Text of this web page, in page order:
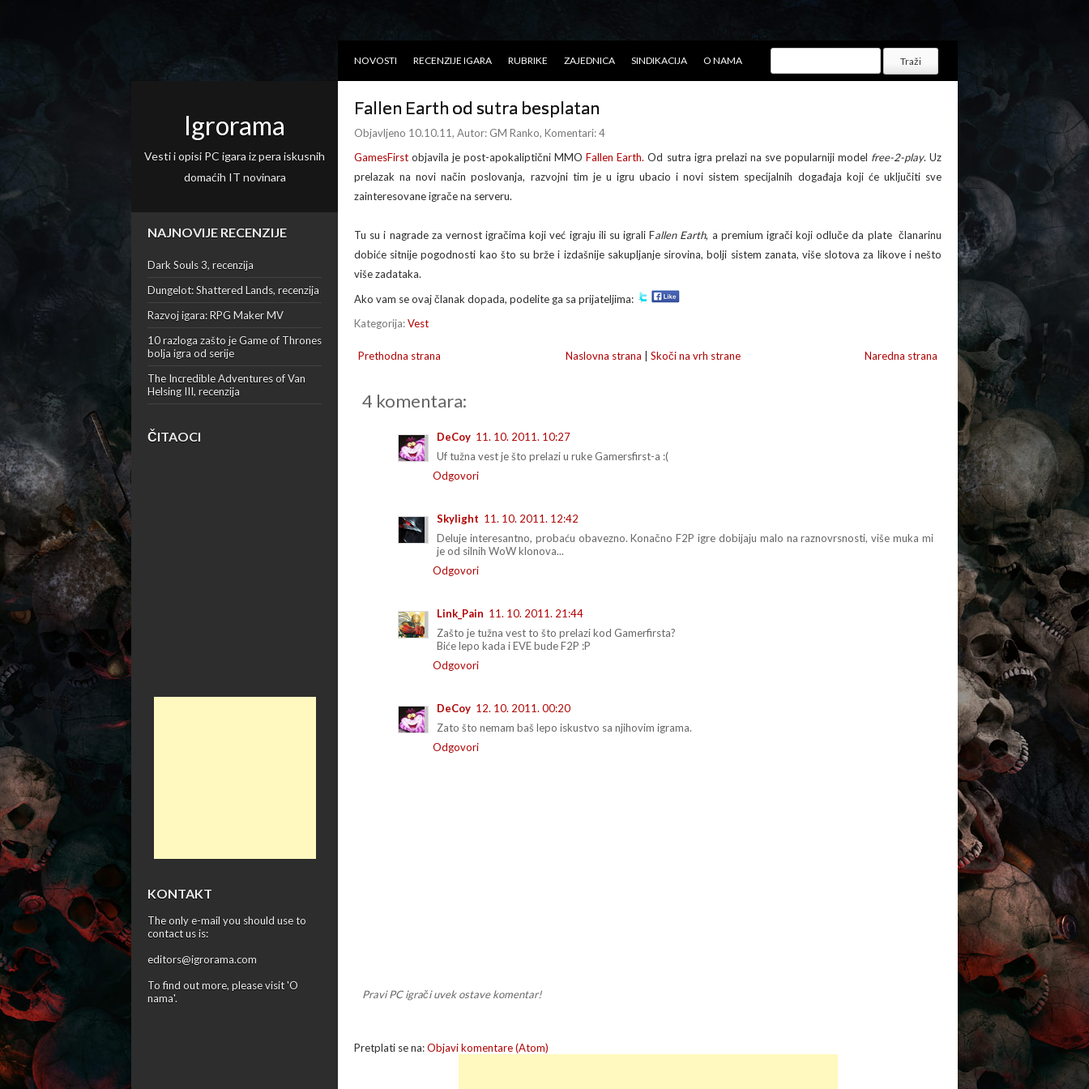
NOVOSTI RECENZIJE IGARA RUBRIKE ZAJEDNICA SINDIKACIJA O NAMA
Igrorama
Vesti i opisi PC igara iz pera iskusnih
domaćih IT novinara
NAJNOVIJE RECENZIJE
Dark Souls 3, recenzija
Dungelot: Shattered Lands, recenzija
Razvoj igara: RPG Maker MV
10 razloga zašto je Game of Thrones
bolja igra od serije
The Incredible Adventures of Van
Helsing III, recenzija
ČITAOCI
KONTAKT
The only e-mail you should use to
contact us is:
editors@igrorama.com
To find out more, please visit 'O
nama'.
Fallen Earth od sutra besplatan
Objavljeno 10.10.11, Autor: GM Ranko, Komentari: 4
GamesFirst objavila je post-apokaliptični MMOFallen Earth. Od sutra igra prelazi na sve popularniji model free-2-play. Uz
prelazak na novi način poslovanja, razvojni tim je u igru ubacio i novi sistem specijalnih događaja koji će uključiti sve
zainteresovane igrače na serveru.
Tu su i nagrade za vernost igračima koji već igraju ili su igrali Fallen Earth, a premium igrači koji odluče da plate članarinu
dobiće sitnije pogodnosti kao što su brže i izdašnije sakupljanje sirovina, bolji sistem zanata, više slotova za likove i nešto
više zadataka.
Ako vam se ovaj članak dopada, podelite ga sa prijateljima:
Kategorija:Vest
Naredna strana
Prethodna strana Naslovna strana Skoči na vrh strane
4 komentara:
DeCoy 11. 10. 2011. 10:27
Uf tužna vest je što prelazi u ruke Gamersfirst-a :(
Odgovori
Skylight 11. 10. 2011. 12:42
Deluje interesantno, probaću obavezno. Konačno F2P igre dobijaju malo na raznovrsnosti, više muka mi
je od silnih WoW klonova...
Odgovori
Link_Pain 11. 10. 2011. 21:44
Zašto je tužna vest to što prelazi kod Gamerfirsta?
Biće lepo kada i EVE bude F2P :P
Odgovori
DeCoy 12. 10. 2011. 00:20
Zato što nemam baš lepo iskustvo sa njihovim igrama.
Odgovori
Pravi PC igrači uvek ostave komentar!
Pretplati se na:Objavi komentare (Atom)